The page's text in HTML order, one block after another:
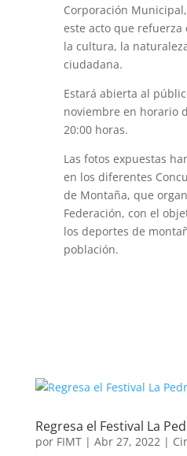
Corporación
este acto que refuerza
la cultura, la
ciudadana.
Estará abierta al
noviembre en horario
20:00 horas.
Las fotos expuestas
en los diferentes
de Montaña, que
Federación, con el
los deportes de
población.
Regresa el Festival La
por FIMT| Abr 27, 2022|